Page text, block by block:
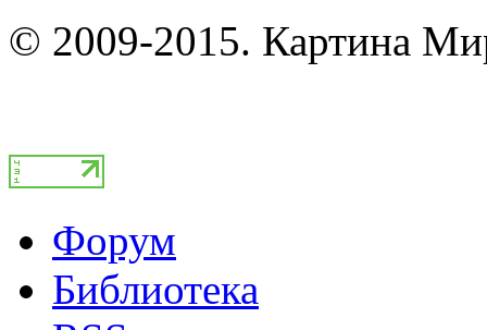
© 2009-2015. Картина
Форум
Библиотека